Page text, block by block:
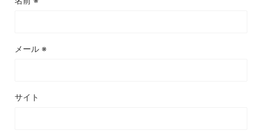
メール ※
サイト